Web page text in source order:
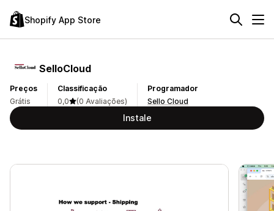
Shopify App Store
SelloCloud
Preços
Grátis
Classificação
0,0
(0 Avaliações)
Programador
Sello Cloud
Instale